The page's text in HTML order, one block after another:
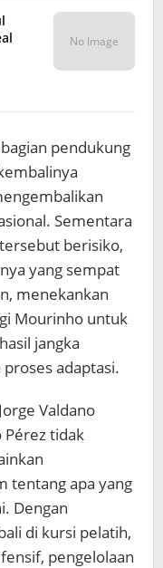
No Image
pendukung
Sementara
berisiko,
yang sempat
menekankan
Mourinho untuk
jangka
adaptasi.
Valdano
Pérez tidak
tentang apa yang
Dengan
di kursi pelatih,
pengelolaan